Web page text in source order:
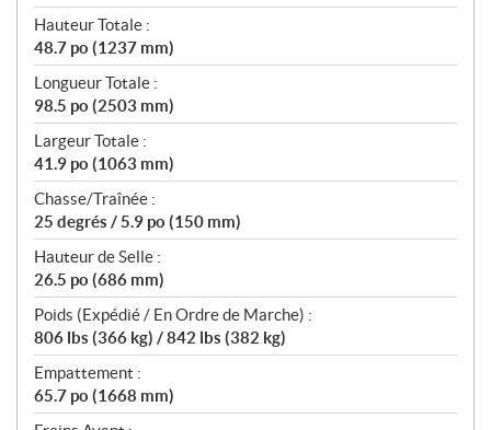
Hauteur Totale :
48.7 po (1237 mm)
Longueur Totale :
98.5 po (2503 mm)
Largeur Totale :
41.9 po (1063 mm)
Chasse/Traînée :
25 degrés / 5.9 po (150 mm)
Hauteur de Selle :
26.5 po (686 mm)
Poids (Expédié / En Ordre de Marche) :
806 lbs (366 kg) / 842 lbs (382 kg)
Empattement :
65.7 po (1668 mm)